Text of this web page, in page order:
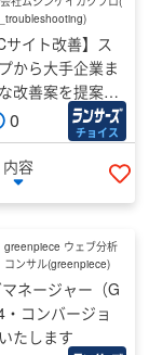
)
サイト改善】ス
から大手企業ま
改善案を提案し
0 チョイス
内容
い
greenpiece ウェブ分析
コンサル(greenpiece)
ネージャー（G
コンバージョ
たします